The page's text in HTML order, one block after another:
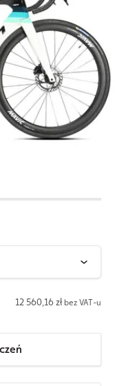
12 560,16 zł bez VAT-u